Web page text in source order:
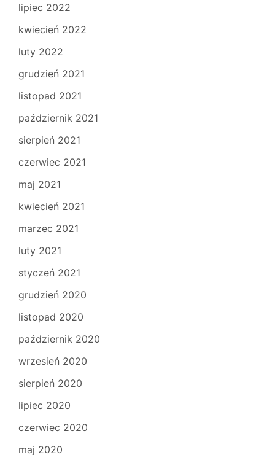
lipiec 2022
kwiecień 2022
luty 2022
grudzień 2021
listopad 2021
październik 2021
sierpień 2021
czerwiec 2021
maj 2021
kwiecień 2021
marzec 2021
luty 2021
styczeń 2021
grudzień 2020
listopad 2020
październik 2020
wrzesień 2020
sierpień 2020
lipiec 2020
czerwiec 2020
maj 2020